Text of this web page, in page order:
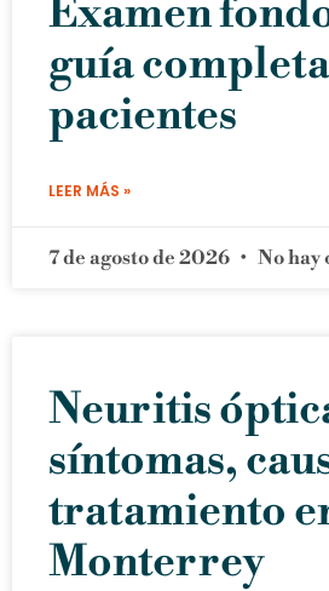
Examen
guía
pacientes
LEER MÁS »
7 de agosto de 2026 No hay
Neuritis
síntomas,
tratamiento
Monterrey